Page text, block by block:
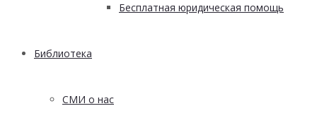
Бесплатная юридическая помощь
Библиотека
СМИ о нас